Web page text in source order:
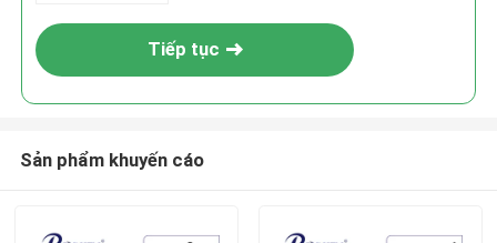
Tiếp tục
Sản phẩm khuyến cáo